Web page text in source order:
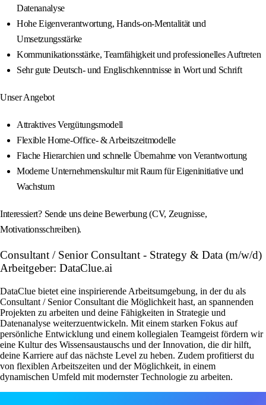
Datenanalyse
Hohe Eigenverantwortung, Hands‑on‑Mentalität und
Umsetzungsstärke
Kommunikationsstärke, Teamfähigkeit und professionelles Auftreten
Sehr gute Deutsch‑ und Englischkenntnisse in Wort und Schrift
Unser Angebot
Attraktives Vergütungsmodell
Flexible Home‑Office‑ & Arbeitszeitmodelle
Flache Hierarchien und schnelle Übernahme von Verantwortung
Moderne Unternehmenskultur mit Raum für Eigeninitiative und
Wachstum
Interessiert? Sende uns deine Bewerbung (CV, Zeugnisse,
Motivationsschreiben).
Consultant / Senior Consultant - Strategy & Data (m/w/d)
Arbeitgeber: DataClue.ai
DataClue bietet eine inspirierende Arbeitsumgebung, in der du als
Consultant / Senior Consultant die Möglichkeit hast, an spannenden
Projekten zu arbeiten und deine Fähigkeiten in Strategie und
Datenanalyse weiterzuentwickeln. Mit einem starken Fokus auf
persönliche Entwicklung und einem kollegialen Teamgeist fördern wir
eine Kultur des Wissensaustauschs und der Innovation, die dir hilft,
deine Karriere auf das nächste Level zu heben. Zudem profitierst du
von flexiblen Arbeitszeiten und der Möglichkeit, in einem
dynamischen Umfeld mit modernster Technologie zu arbeiten.